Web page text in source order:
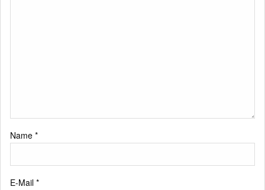
Name *
E-Mail *